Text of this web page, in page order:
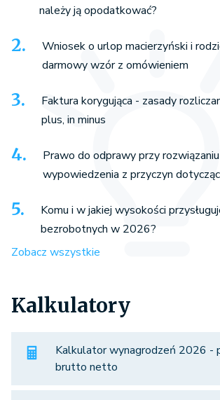
należy ją opodatkować?
Wniosek o urlop macierzyński i
darmowy wzór z omówieniem
Faktura korygująca - zasady
plus, in minus
Prawo do odprawy przy
wypowiedzenia z przyczyn
Komu i w jakiej wysokości
bezrobotnych w 2026?
Zobacz wszystkie
Kalkulatory
Kalkulator wynagrodzeń 2026 -
brutto netto